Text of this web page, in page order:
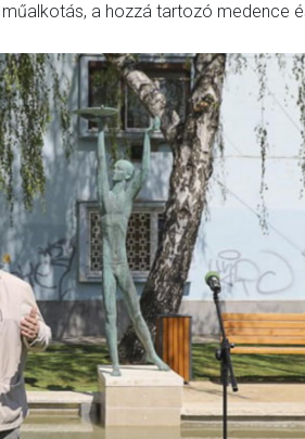
műalkotás, a hozzá tartozó medence